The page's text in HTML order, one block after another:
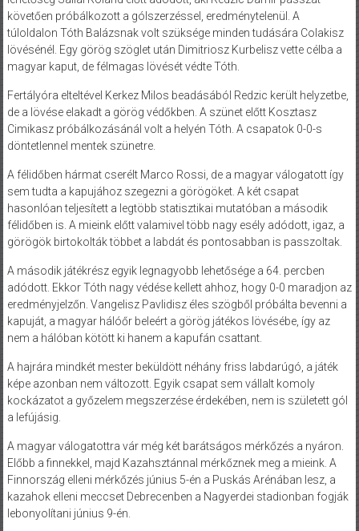
követően próbálkozott a gólszerzéssel, eredménytelenül. A
túloldalon Tóth Balázsnak volt szüksége minden tudására Colakisz
lövésénél. Egy görög szöglet után Dimitriosz Kurbelisz vette célba a
magyar kaput, de félmagas lövését védte Tóth.
Fertályóra elteltével Kerkez Milos beadásából Redzic került helyzetbe,
de a lövése elakadt a görög védőkben. A szünet előtt Kosztasz
Cimikasz próbálkozásánál volt a helyén Tóth. A csapatok 0-0-s
döntetlennel mentek szünetre.
A félidőben hármat cserélt Marco Rossi, de a magyar válogatott így
sem tudta a kapujához szegezni a görögöket. A két csapat
hasonlóan teljesített a legtöbb statisztikai mutatóban a második
félidőben is. A mieink előtt valamivel több nagy esély adódott, igaz, a
görögök birtokolták többet a labdát és pontosabban is passzoltak.
A második játékrész egyik legnagyobb lehetősége a 64. percben
adódott. Ekkor Tóth nagy védése kellett ahhoz, hogy 0-0 maradjon az
eredményjelzőn. Vangelisz Pavlidisz éles szögből próbálta bevenni a
kapuját, a magyar hálóőr beleért a görög játékos lövésébe, így az
nem a hálóban kötött ki hanem a kapufán csattant.
A hajrára mindkét mester beküldött néhány friss labdarúgó, a játék
képe azonban nem változott. Egyik csapat sem vállalt komoly
kockázatot a győzelem megszerzése érdekében, nem is született gól
a lefújásig.
A magyar válogatottra vár még két barátságos mérkőzés a nyáron.
Előbb a finnekkel, majd Kazahsztánnal mérkőznek meg a mieink. A
Finnország elleni mérkőzés június 5-én a Puskás Arénában lesz, a
kazahok elleni meccset Debrecenben a Nagyerdei stadionban fogják
lebonyolítani június 9-én.